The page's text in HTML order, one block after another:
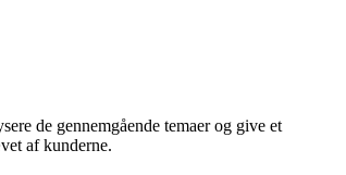
de gennemgående temaer og give et
af kunderne.